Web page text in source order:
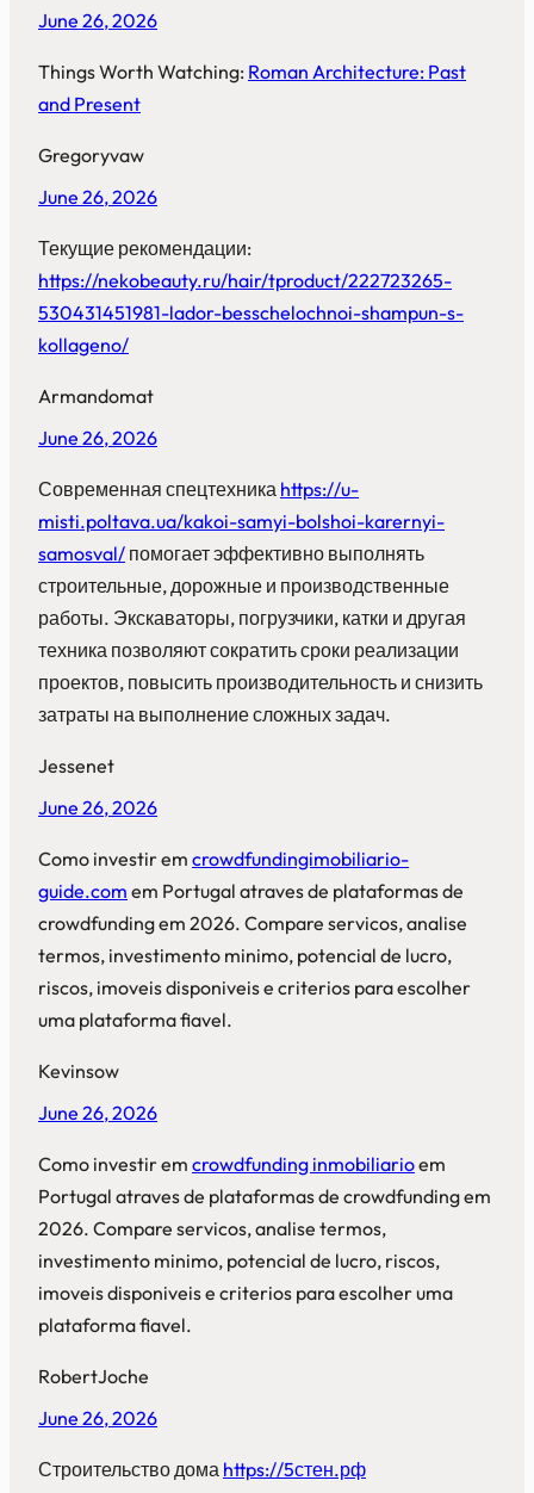
June 26, 2026
Things Worth Watching: Roman Architecture: Past
and Present
Gregoryvaw
June 26, 2026
Текущие рекомендации:
https://nekobeauty.ru/hair/tproduct/222723265-
530431451981-lador-besschelochnoi-shampun-s-
kollageno/
Armandomat
June 26, 2026
Современная спецтехника https://u-
misti.poltava.ua/kakoi-samyi-bolshoi-karernyi-
samosval/ помогает эффективно выполнять
строительные, дорожные и производственные
работы. Экскаваторы, погрузчики, катки и другая
техника позволяют сократить сроки реализации
проектов, повысить производительность и снизить
затраты на выполнение сложных задач.
Jessenet
June 26, 2026
Como investir em crowdfundingimobiliario-
guide.com em Portugal atraves de plataformas de
crowdfunding em 2026. Compare servicos, analise
termos, investimento minimo, potencial de lucro,
riscos, imoveis disponiveis e criterios para escolher
uma plataforma fiavel.
Kevinsow
June 26, 2026
Como investir em crowdfunding inmobiliarioem
Portugal atraves de plataformas de crowdfunding em
2026. Compare servicos, analise termos,
investimento minimo, potencial de lucro, riscos,
imoveis disponiveis e criterios para escolher uma
plataforma fiavel.
RobertJoche
June 26, 2026
Строительство дома https://5стен.рф